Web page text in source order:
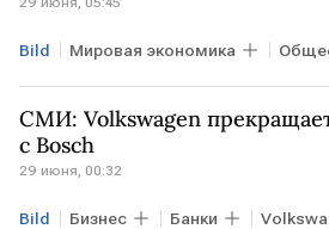
Bild Мировая экономика
ГЕРМАНИЯ УКРАИНА
Meta
СМИ: Volkswagen
с Bosch
29 июня, 00:32
Bild Бизнес Банки